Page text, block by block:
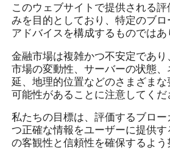
このウェブサイトで提供される
みを目的としており、特定のブ
アドバイスを構成するものではあ
金融市場は複雑かつ不安定であ
市場の変動性、サーバーの状態
延、地理的位置などのさまざま
可能性があることに注意してくだ
私たちの目標は、評価するブロ
つ正確な情報をユーザーに提供
の客観性と信頼性を確保するよう